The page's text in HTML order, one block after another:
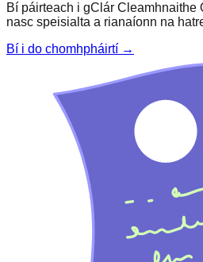
Bí páirteach i gClár Cleamhnaithe
nasc speisialta a rianaíonn na
Bí i do chomhpháirtí →